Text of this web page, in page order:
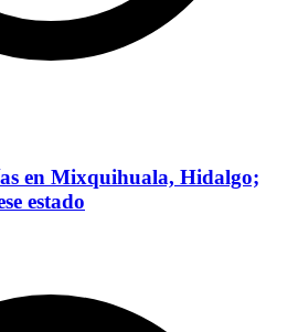
en Mixquihuala, Hidalgo;
estado